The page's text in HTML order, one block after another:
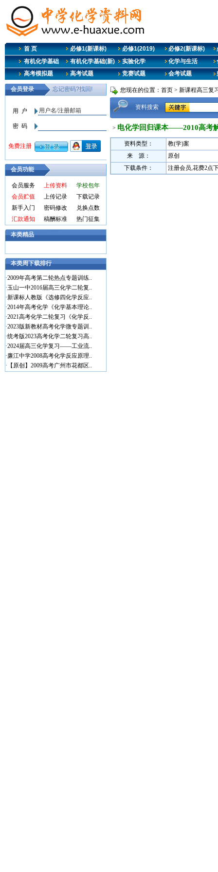
首 页 必修1(新课标) 必修1(2019) 必修2(新课标)
有机化学基础
有机化学基础(新) 实验化学 化学与生活
高考模拟题
高考试题 竞赛试题 会考试题
会员功能
会员服务 上传资料
学校包年
会员贮值
上传记录
下载记录
新手入门
密码修改
兑换点数
汇款通知
稿酬标准 热门征集
本类精品
本类周下载排行
·2009年高考第二轮热点专题训练..
·玉山一中2016届高三化学二轮复..
·新课标人教版《选修四化学反应..
·2014年高考化学《化学基本理论..
·2021高考化学二轮复习《化学反..
·2023版新教材高考化学微专题训..
·统考版2023高考化学二轮复习高..
·2024届高三化学复习——工业流..
·廉江中学2008高考化学反应原理..
· 【原创】2009高考广州市花都区..
您现在的位置： 首页 > 新课程高三复
资料搜索
> 电化学回归课本——2010高考
资料类型：
教(学)案
来 源：
原创
下载条件：
注册会员,花费2点